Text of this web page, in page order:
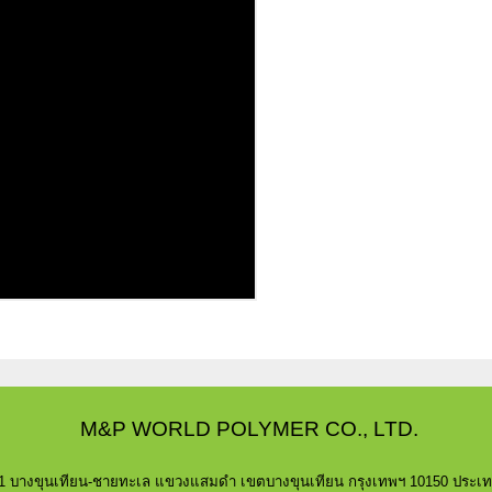
M&P WORLD POLYMER CO., LTD.
บางขุนเทียน-ชายทะเล แขวงแสมดำ เขตบางขุนเทียน กรุงเทพฯ 10150 ประเ